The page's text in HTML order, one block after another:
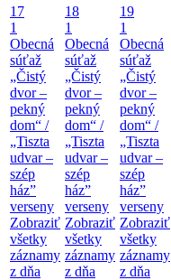
17
1
Obecná
súťaž
„Čistý
dvor –
pekný
dom“ /
„Tiszta
udvar –
szép
ház”
verseny
Zobraziť
všetky
záznamy
z dňa
18
1
Obecná
súťaž
„Čistý
dvor –
pekný
dom“ /
„Tiszta
udvar –
szép
ház”
verseny
Zobraziť
všetky
záznamy
z dňa
19
1
Obecná
súťaž
„Čistý
dvor –
pekný
dom“ /
„Tiszta
udvar –
szép
ház”
verseny
Zobraziť
všetky
záznamy
z dňa